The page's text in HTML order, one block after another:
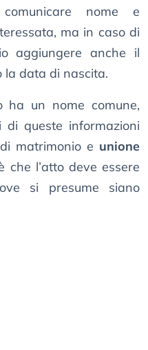
nome e
ma in caso di
aggiungere anche il
la data di nascita.
ha un nome comune,
queste informazioni
matrimonio e unione
che l’atto deve essere
si presume siano